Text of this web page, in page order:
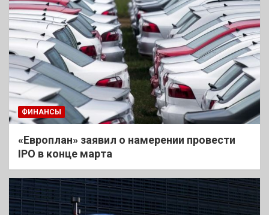
ФИНАНСЫ
«Европлан» заявил о намерении провести
IPO в конце марта